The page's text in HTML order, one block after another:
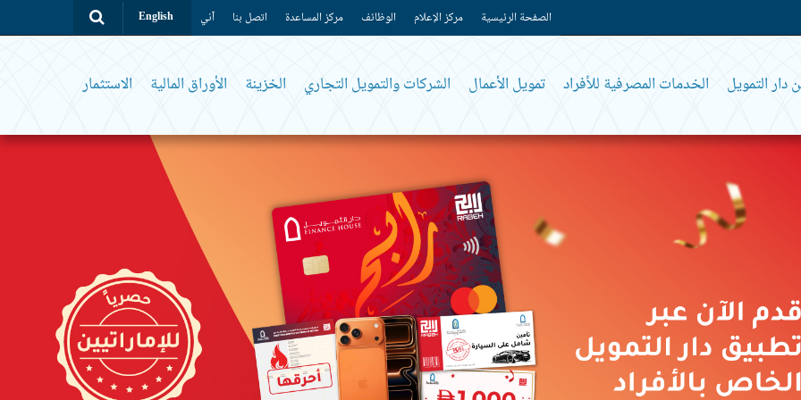
الصفحة الرئيسية مركز الإعلام الوظائف مركز المساعدة اتصل بنا آني English
دار التمويل الخدمات المصرفية للأفراد تمويل الأعمال الشركات والتمويل التجاري الخزينة الأوراق المالية الاستثمار